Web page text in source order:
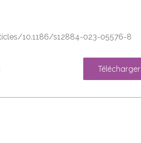
10.1186/s12884-023-05576-8
Télécharger